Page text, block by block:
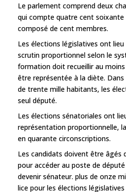
Le parlement comprend deux
qui compte quatre cent
composé de cent membres.
Les élections législatives ont
scrutin proportionnel selon le
formation doit recueillir au
être représentée à la diète.
de trente mille habitants, les
seul député.
Les élections sénatoriales ont
représentation proportionnelle,
en quarante circonscriptions.
Les candidats doivent être âgés
pour accéder au poste de
devenir sénateur. plus de onze
lice pour les élections